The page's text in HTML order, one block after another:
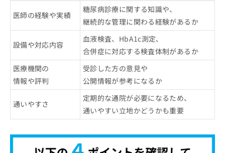
医師の経験や実績
糖尿病診療に関する知識や、
継続的な管理に関わる経験があるか
設備や対応内容
血液検査、HbA1c測定、
合併症に対応する検査体制があるか
医療機関の
情報や評判
受診した方の意見や
公開情報が参考になるか
通いやすさ
定期的な通院が必要になるため、
通いやすい立地かどうかも重要